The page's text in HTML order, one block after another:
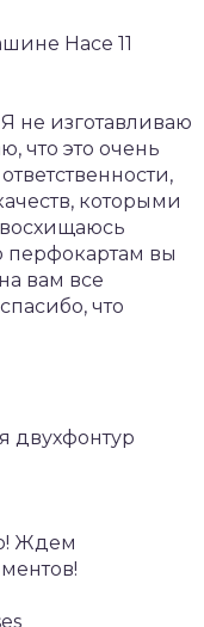
Hace 11
не изготавливаю
что это очень
которыми
перфокартам вы
вам все
что
двухфонтур
Ждем